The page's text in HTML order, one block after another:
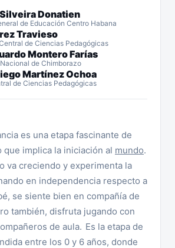
Donatien
de Educación Centro Habana
Travieso
de Ciencias Pedagógicas
Montero Farías
de Chimborazo
Martínez Ochoa
de Ciencias Pedagógicas
es una etapa fascinante de
que implica la iniciación al mundo.
va creciendo y experimenta la
en independencia respecto a
se siente bien en compañía de
también, disfruta jugando con
de aula. Es la etapa de
entre los 0 y 6 años, donde